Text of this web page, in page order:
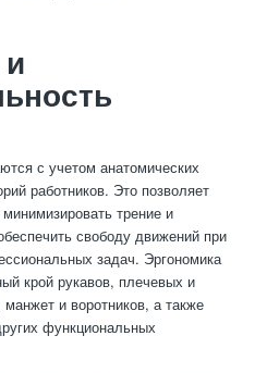
с учетом анатомических
работников. Это позволяет
трение и
свободу движений при
задач. Эргономика
крой рукавов, плечевых и
и воротников, а также
функциональных